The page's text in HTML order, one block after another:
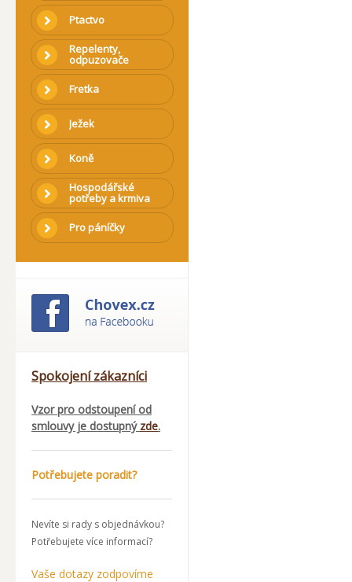
Ptactvo
Repelenty,
odpuzovače
Fretka
Ježek
Koně
Hospodářské
potřeby a krmiva
Pro páníčky
Spokojení zákazníci
Vzor pro odstoupení od
smlouvy je dostupný zde.
Potřebujete poradit?
Nevíte si rady s objednávkou?
Potřebujete více informací?
Vaše dotazy zodpovíme